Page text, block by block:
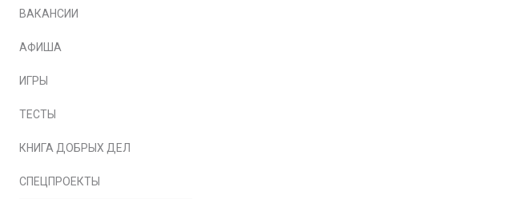
ВАКАНСИИ
АФИША
ИГРЫ
ТЕСТЫ
КНИГА ДОБРЫХ ДЕЛ
СПЕЦПРОЕКТЫ